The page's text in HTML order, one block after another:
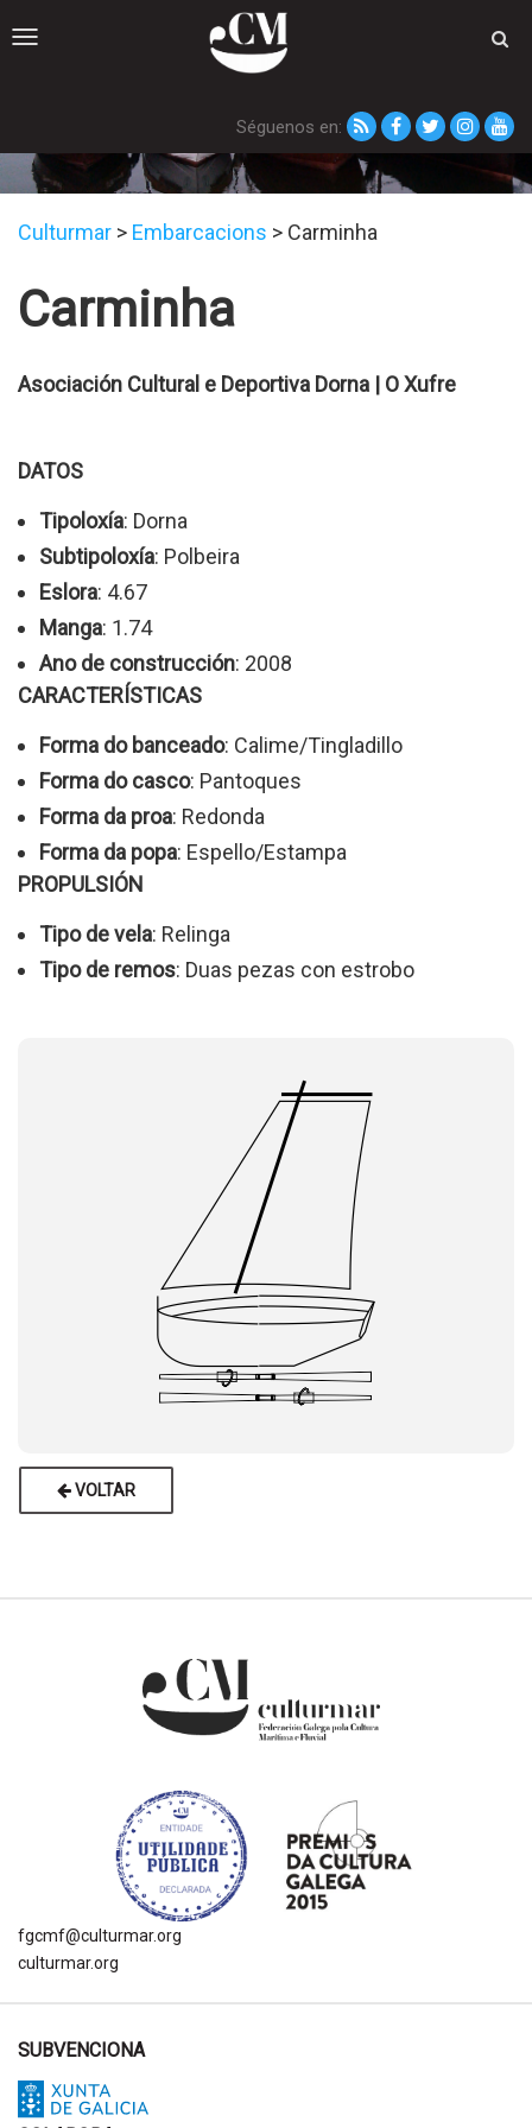
Toggle
Séguenos en:
Embarcacións
Culturmar > Embarcacions > Carminha
Carminha
Asociación Cultural e Deportiva Dorna | O Xufre
DATOS
Tipoloxía: Dorna
Subtipoloxía: Polbeira
Eslora: 4.67
Manga: 1.74
Ano de construcción: 2008
CARACTERÍSTICAS
Forma do banceado: Calime/Tingladillo
Forma do casco: Pantoques
Forma da proa: Redonda
Forma da popa: Espello/Estampa
PROPULSIÓN
Tipo de vela: Relinga
Tipo de remos: Duas pezas con estrobo
VOLTAR
fgcmf@culturmar.org
culturmar.org
SUBVENCIONA